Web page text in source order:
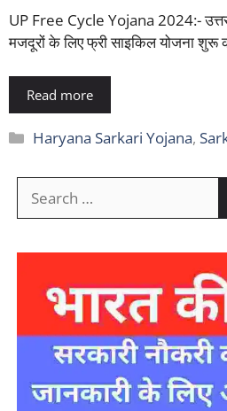
UP Free Cycle Yojana 2024:-
मजदूरों के लिए फ्री साइकिल योजना शुरू
Read more
Categories
Haryana Sarkari Yojana,
for: